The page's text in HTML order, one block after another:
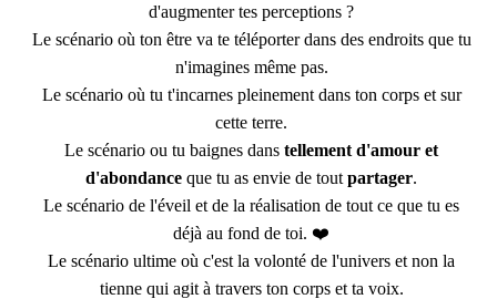
d'augmenter tes perceptions ?
Le scénario où ton être va te téléporter dans des endroits que tu
n'imagines même pas.
Le scénario où tu t'incarnes pleinement dans ton corps et sur
cette terre.
Le scénario ou tu baignes dans tellement d'amour et
d'abondance que tu as envie de tout partager.
Le scénario de l'éveil et de la réalisation de tout ce que tu es
déjà au fond de toi. ❤️
Le scénario ultime où c'est la volonté de l'univers et non la
tienne qui agit à travers ton corps et ta voix.